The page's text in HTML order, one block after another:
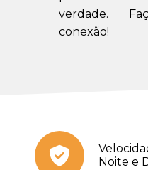
verdade.
conexão!
Noite e